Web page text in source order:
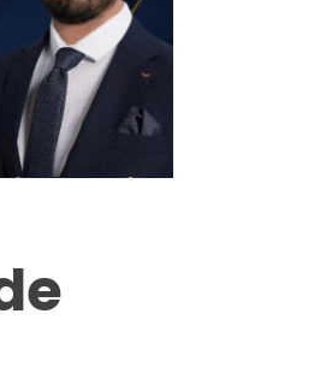
Milas
Gündem